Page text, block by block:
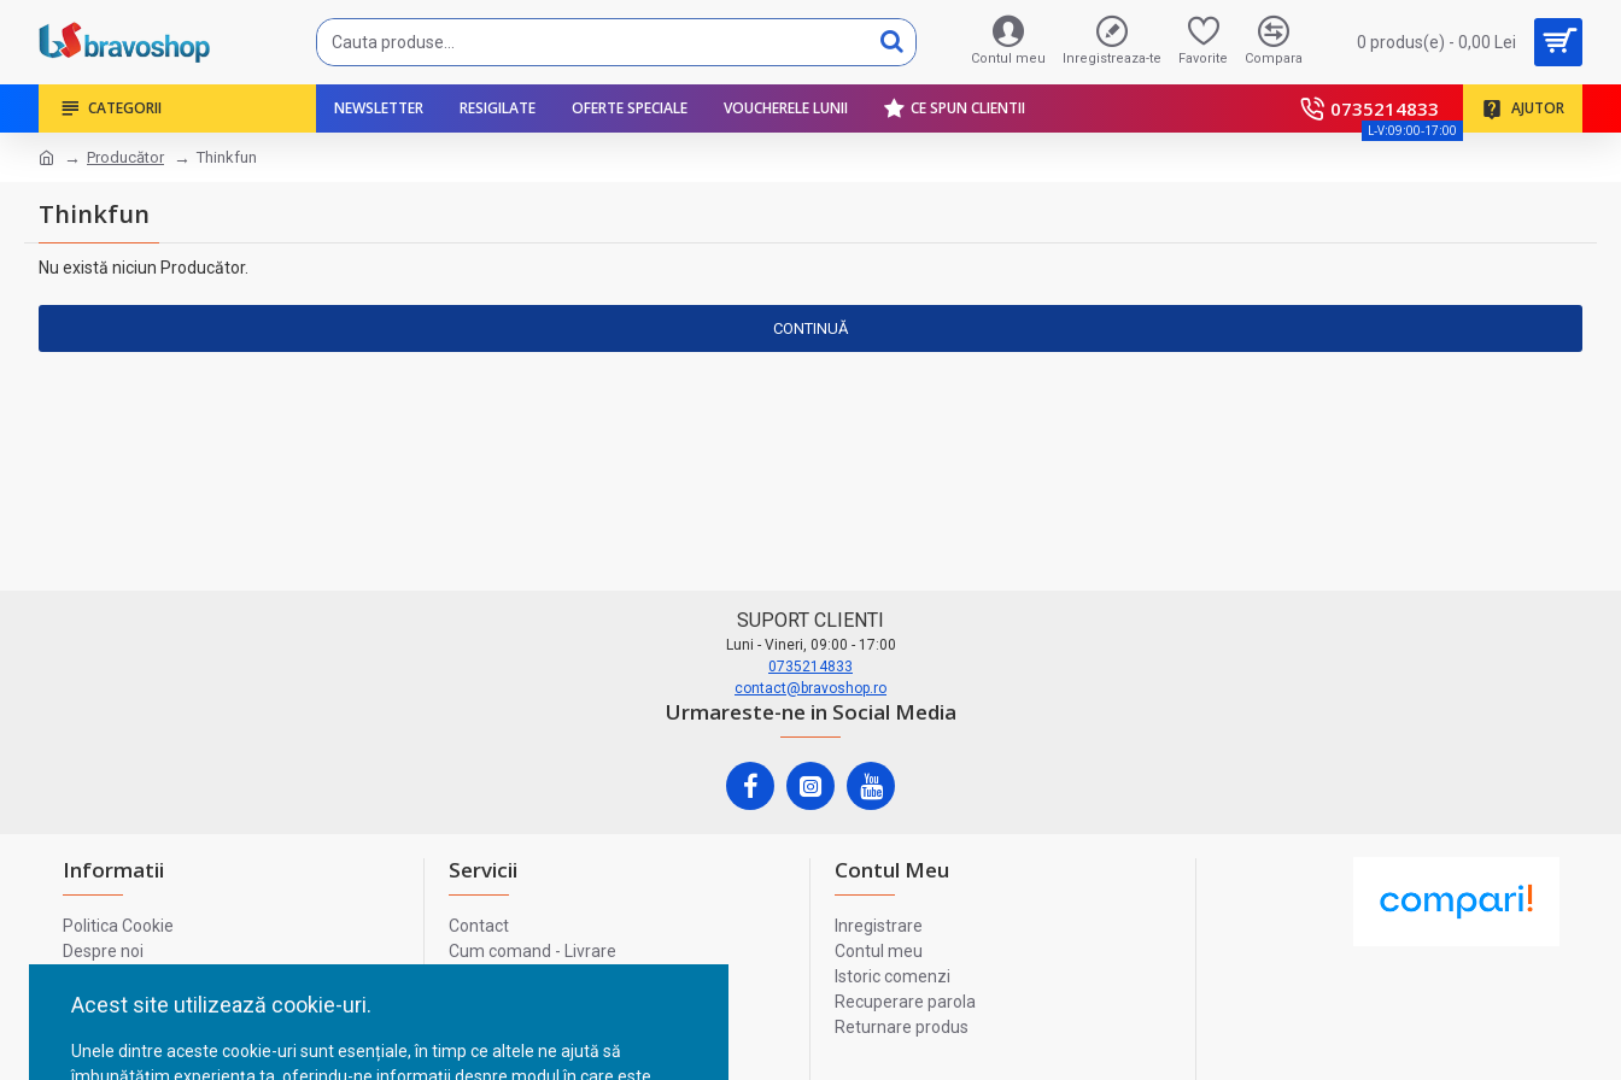
Acest site utilizează cookie-uri.
Unele dintre aceste cookie-uri sunt esențiale, în timp ce altele ne ajută să
Contul meu Inregistreaza-te Favorite Compara
0 produs(e) - 0,00 Lei
CATEGORII NEWSLETTER RESIGILATE OFERTE SPECIALE VOUCHERELE LUNII CE SPUN CLIENTII 0735214833
L-V:09:00-17:00
AJUTOR
Producător Thinkfun
Thinkfun
Nu există niciun Producător.
CONTINUĂ
SUPORT CLIENTI
Luni - Vineri, 09:00 - 17:00
0735214833
contact@bravoshop.ro
Urmareste-ne in Social Media
Informatii
Politica Cookie
Despre noi
Confidentialitate
GDPR - Datele tale
Servicii
Contact
Cum comand - Livrare
ANPC
Contul Meu
Inregistrare
Contul meu
Istoric comenzi
Recuperare parola
Returnare produs